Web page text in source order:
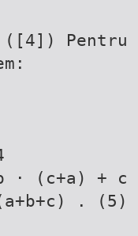
([4]) Pentru
· (c+a) + c
. (5)